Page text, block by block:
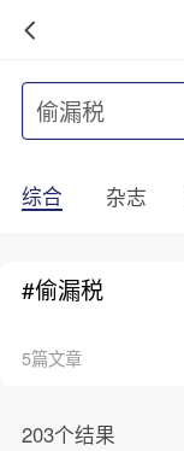
综合 杂志
#偷漏税
5篇文章
203个结果